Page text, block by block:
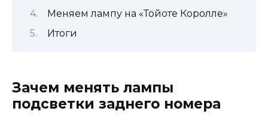
Меняем лампу на «Тойоте Королле»
Итоги
Зачем менять лампы
подсветки заднего номера